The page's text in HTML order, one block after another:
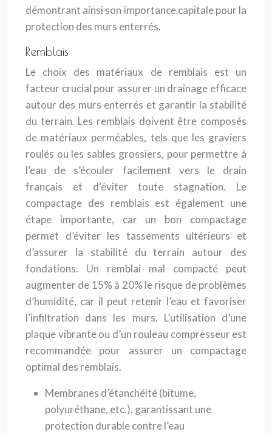
démontrant ainsi son importance capitale pour la
protection des murs enterrés.
Remblais
Le choix des matériaux de remblais est un
facteur crucial pour assurer un drainage efficace
autour des murs enterrés et garantir la stabilité
du terrain. Les remblais doivent être composés
de matériaux perméables, tels que les graviers
roulés ou les sables grossiers, pour permettre à
l’eau de s’écouler facilement vers le drain
français et d’éviter toute stagnation. Le
compactage des remblais est également une
étape importante, car un bon compactage
permet d’éviter les tassements ultérieurs et
d’assurer la stabilité du terrain autour des
fondations. Un remblai mal compacté peut
augmenter de 15% à 20% le risque de problèmes
d’humidité, car il peut retenir l’eau et favoriser
l’infiltration dans les murs. L’utilisation d’une
plaque vibrante ou d’un rouleau compresseur est
recommandée pour assurer un compactage
optimal des remblais.
Membranes d’étanchéité (bitume,
polyuréthane, etc.), garantissant une
protection durable contre l’eau